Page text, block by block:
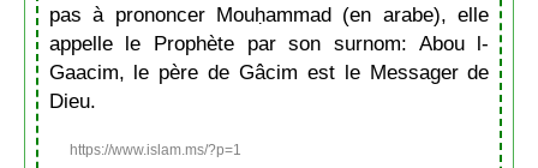
pas à prononcer Mouḥammad (en arabe), elle
appelle le Prophète par son surnom: Abou l-
Gaacim, le père de Gâcim est le Messager de
Dieu.
https://www.islam.ms/?p=1